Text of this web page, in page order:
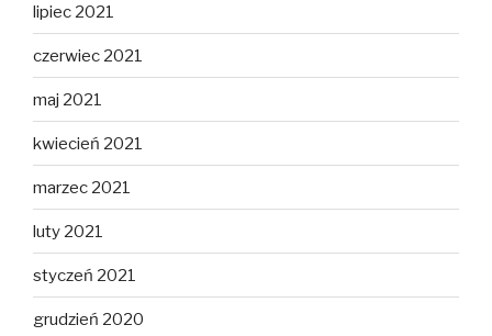
lipiec 2021
czerwiec 2021
maj 2021
kwiecień 2021
marzec 2021
luty 2021
styczeń 2021
grudzień 2020